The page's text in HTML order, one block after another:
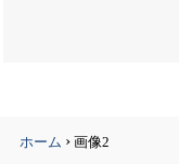
ホーム ›画像2